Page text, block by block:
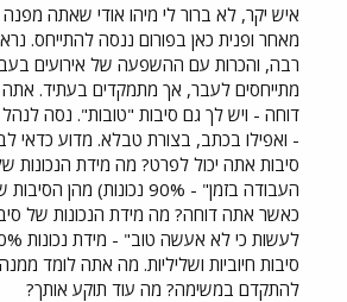
איש יקר, לא ברור לי מיהו אודי שאתה
מאחר ופנית כאן בפורום ננסה להתייחס.
רבה, והכרות עם ההשפעה של אירועים
מתייחסים לעבר, אך מתמקדים בעתיד.
דוחה - ויש לך גם סיבות "טובות". נסה
- ואפילו בכתב, בצורת טבלא. מדוע כדאי
סיבות אתה יכול לפרט? מה מידת הנכונות
העבודה בזמן" - 90% נכונות)
כאשר אתה דוחה? מה מידת הנכונות של
סיבות חיוביות ושליליות. מה אתה לומד
להתקדם במשימה? מה עוד תוקע אותך?